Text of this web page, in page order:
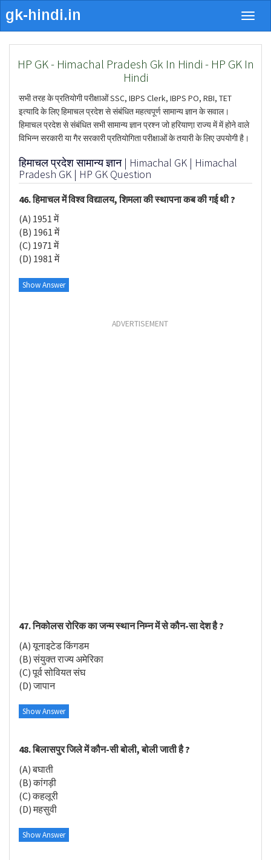
HP GK - Himachal Pradesh Gk In Hindi - HP GK In
Hindi
सभी तरह के प्रतियोगी परीक्षाओं SSC, IBPS Clerk, IBPS PO, RBI, TET
इत्यादि के लिए हिमाचल प्रदेश से संबंधित महत्वपूर्ण सामान्य ज्ञान के सवाल।
हिमाचल प्रदेश से संबंधित सभी सामान्य ज्ञान प्रश्न जो हरियाणा़ राज्य में में होने वाले
विभिन्न सरकारी या गैर सरकारी प्रतियोगिता परीक्षाओं के तयारी के लिए उपयोगी है।
हिमाचल प्रदेश सामान्य ज्ञान | Himachal GK | Himachal
Pradesh GK | HP GK Question
46. हिमाचल में विश्व विद्यालय, शिमला की स्थापना कब की गई थी ?
(A) 1951 में
(B) 1961 में
(C) 1971 में
(D) 1981 में
Show Answer
ADVERTISEMENT
47. निकोलस रोरिक का जन्म स्थान निम्न में से कौन-सा देश है ?
(A) यूनाइटेड किंगडम
(B) संयुक्त राज्य अमेरिका
(C) पूर्व सोवियत संघ
(D) जापान
Show Answer
48. बिलासपुर जिले में कौन-सी बोली, बोली जाती है ?
(A) बघाती
(B) कांगड़ी
(C) कहलूरी
(D) महसुवी
Show Answer